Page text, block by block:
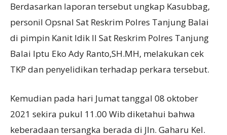
Berdasarkan laporan tersebut ungkap Kasubbag,
personil Opsnal Sat Reskrim Polres Tanjung Balai
di pimpin Kanit Idik II Sat Reskrim Polres Tanjung
Balai Iptu Eko Ady Ranto,SH.MH, melakukan cek
TKP dan penyelidikan terhadap perkara tersebut.
Kemudian pada hari Jumat tanggal 08 oktober
2021 sekira pukul 11.00 Wib diketahui bahwa
keberadaan tersangka berada di Jln. Gaharu Kel.